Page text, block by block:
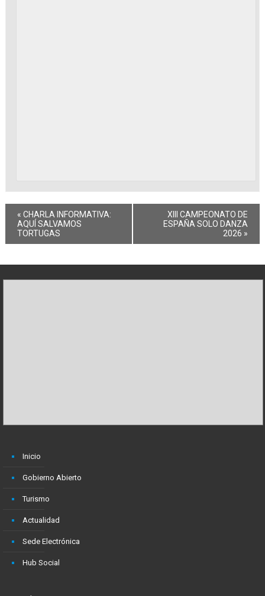
« CHARLA INFORMATIVA:
AQUÍ SALVAMOS
TORTUGAS
XIII CAMPEONATO DE
ESPAÑA SOLO DANZA
2026 »
Inicio
Gobierno Abierto
Turismo
Actualidad
Sede Electrónica
Hub Social